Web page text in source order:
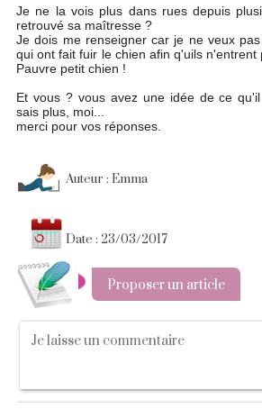
Je ne la vois plus dans rues depuis
retrouvé sa maîtresse ?
Je dois me renseigner car je ne veux
qui ont fait fuir le chien afin q'uils n'entrent
Pauvre petit chien !
Et vous ? vous avez une idée de ce
sais plus, moi...
merci pour vos réponses.
Auteur : Emma
Date : 23/03/2017
Proposer un article